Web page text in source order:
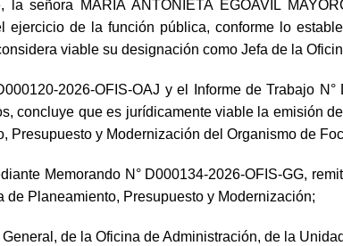
la señora MARIA ANTONIETA EGOAVIL
ejercicio de la función pública, conforme lo
viable su designación como Jefa de la
2026-OFIS-OAJ y el Informe de Trabajo
concluye que es jurídicamente viable la emisión
Presupuesto y Modernización del Organismo de
Memorando N° D000134-2026-OFIS-GG,
de Planeamiento, Presupuesto y Modernización;
de la Oficina de Administración, de la